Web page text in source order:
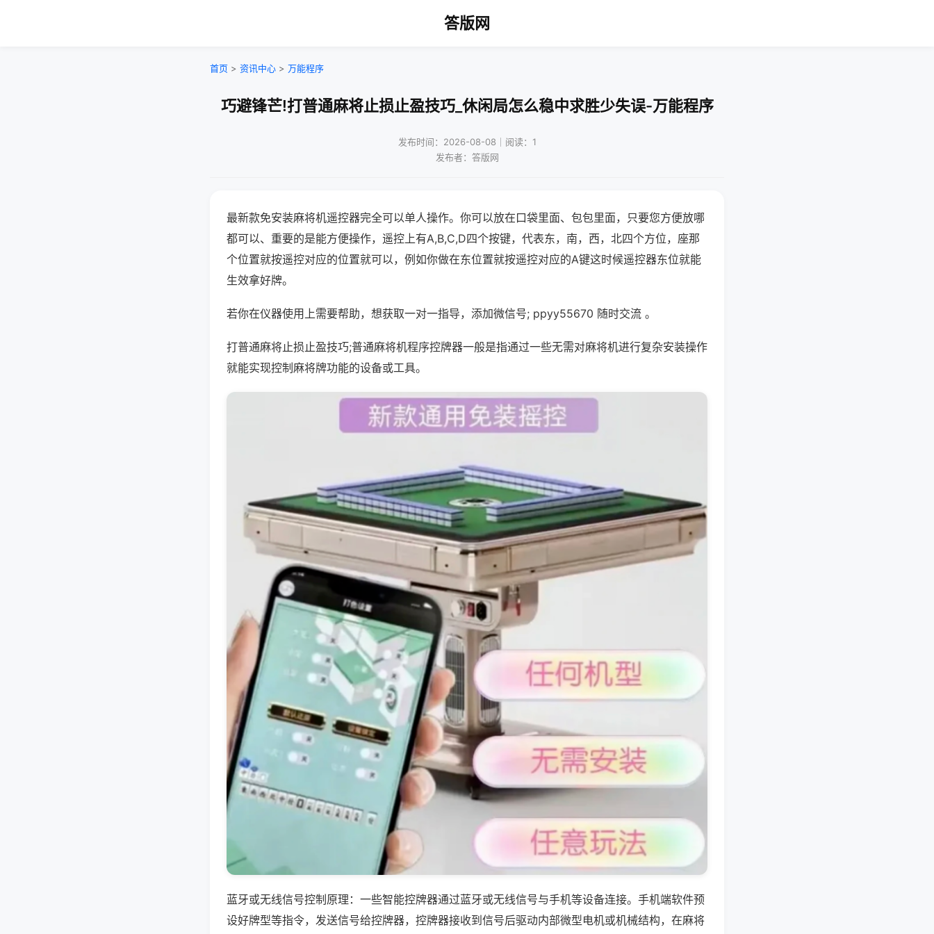
答版网
首页 > 资讯中心 > 万能程序
巧避锋芒!打普通麻将止损止盈技巧_休闲局怎么稳中求胜少失误-万能程序
发布时间：2026-08-08｜阅读：1
发布者：答版网
最新款免安装麻将机遥控器完全可以单人操作。你可以放在口袋里面、包包里面，只要您方便放哪
都可以、重要的是能方便操作，遥控上有A,B,C,D四个按键，代表东，南，西，北四个方位，座那
个位置就按遥控对应的位置就可以，例如你做在东位置就按遥控对应的A键这时候遥控器东位就能
生效拿好牌。
若你在仪器使用上需要帮助，想获取一对一指导，添加微信号; ppyy55670 随时交流 。
打普通麻将止损止盈技巧;普通麻将机程序控牌器一般是指通过一些无需对麻将机进行复杂安装操作
就能实现控制麻将牌功能的设备或工具。
蓝牙或无线信号控制原理：一些智能控牌器通过蓝牙或无线信号与手机等设备连接。手机端软件预
设好牌型等指令，发送信号给控牌器，控牌器接收到信号后驱动内部微型电机或机械结构，在麻将